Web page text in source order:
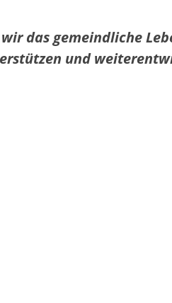
das gemeindliche
und